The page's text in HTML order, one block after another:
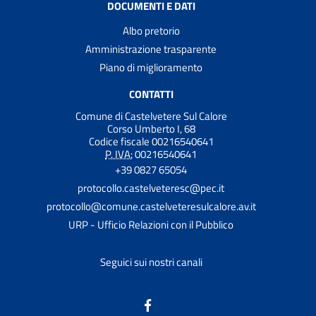
DOCUMENTI E DATI
Albo pretorio
Amministrazione trasparente
Piano di miglioramento
CONTATTI
Comune di Castelvetere Sul Calore
Corso Umberto I, 68
Codice fiscale 00216540641
P. IVA:00216540641
+39 0827 65054
protocollo.castelveteresc@pec.it
protocollo@comune.castelveteresulcalore.av.it
URP - Ufficio Relazioni con il Pubblico
Seguici sui nostri canali